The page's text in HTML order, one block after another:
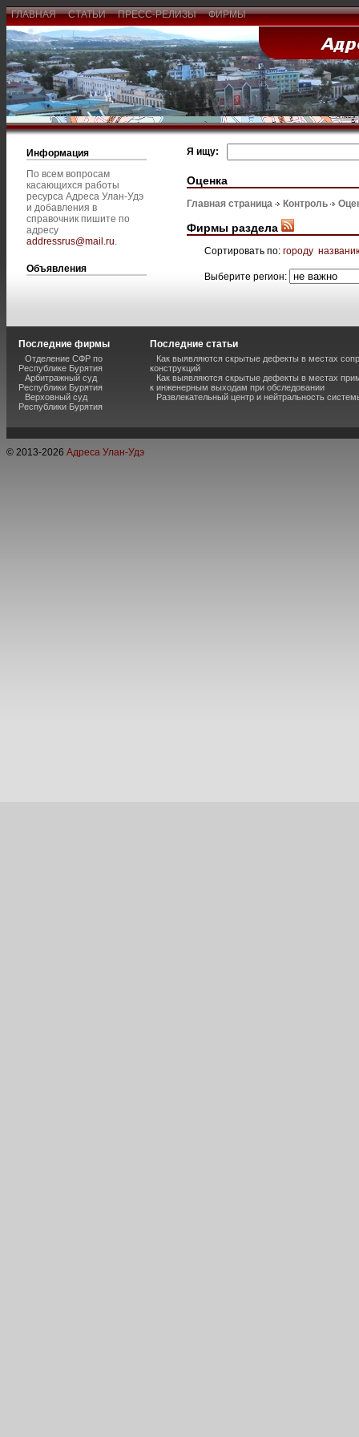
ГЛАВНАЯ СТАТЬИ ПРЕСС-РЕЛИЗЫ ФИРМЫ
Информация
По всем вопросам
касающихся работы
ресурса Адреса Улан-Удэ
и добавления в
справочник пишите по
адресу
addressrus@mail.ru.
Объявления
Я ищу:
Оценка
Главная страница Контроль
Фирмы раздела
Сортировать по: городу
Выберите регион:
Последние фирмы
Отделение СФР по
Республике Бурятия
Арбитражный суд
Республики Бурятия
Верховный суд
Республики Бурятия
Последние статьи
Как выявляются скрытые дефекты в местах
конструкций
Как выявляются скрытые дефекты в местах
к инженерным выходам при обследовании
Развлекательный центр и нейтральность
© 2013-2026 Адреса Улан-Удэ